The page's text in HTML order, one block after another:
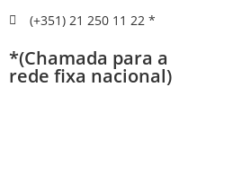
(+351) 21 250 11 22 *
*(Chamada para a
rede fixa nacional)